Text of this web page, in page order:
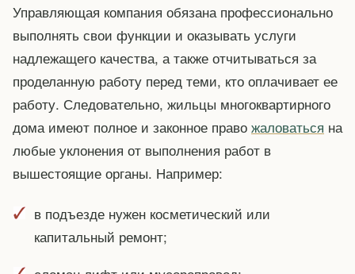
Управляющая компания обязана профессионально
выполнять свои функции и оказывать услуги
надлежащего качества, а также отчитываться за
проделанную работу перед теми, кто оплачивает ее
работу. Следовательно, жильцы многоквартирного
дома имеют полное и законное право жаловаться на
любые уклонения от выполнения работ в
вышестоящие органы. Например:
в подъезде нужен косметический или
капитальный ремонт;